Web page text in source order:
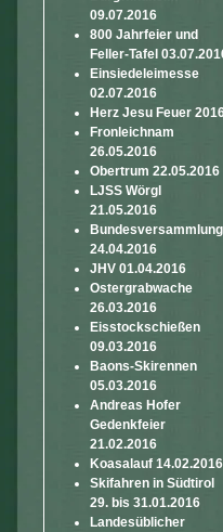
09.07.2016
800 Jahrfeier und
Feller-Tafel
Einsiedeleimesse
02.07.2016
Herz Jesu Feuer
Fronleichnam
26.05.2016
Obertrum 22.05.2016
LJSS Wörgl
21.05.2016
Bundesversammlung
24.04.2016
JHV 01.04.2016
Ostergrabwache
26.03.2016
Eisstockschießen
09.03.2016
Baons-Skirennen
05.03.2016
Andreas Hofer
Gedenkfeier
21.02.2016
Koasalauf 14.02.2016
Skifahren in Südtirol
29. bis 31.01.2016
Landesüblicher